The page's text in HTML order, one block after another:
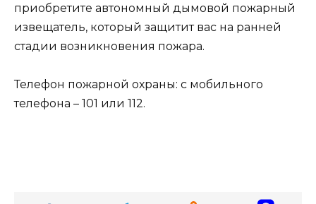
приобретите автономный дымовой пожарный
извещатель, который защитит вас на ранней
стадии возникновения пожара.
Телефон пожарной охраны: с мобильного
телефона – 101 или 112.